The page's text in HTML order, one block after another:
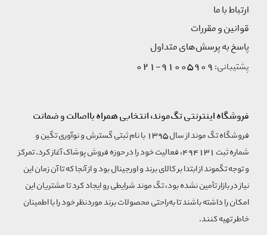
ارتباط با ما
قوانین و مقررات
پاسخ به پرسش‌های متداول
پشتیبانی:91005909-021
فروشگاه اینترنتی تگ‌موند، انتخابی همراه بااصالت و ضمانت
فروشگاه تگ موند از سال 1395 با نام ثبتی گسترش و نوآوری تگین و
شماره ثبت 494131، فعالیت خود را در حوزه فروش پوشاک آغاز کرد. تمرکز
و توجه تگموند از ابتدا بر کالای برند و اورجینال بود و از آنجا که تا آن زمان این
نیاز در بازار تأمین نشده بود، تگ موند شرایطی رو ایجاد کرد تا مشتریان این
امکان را داشته باشند تا به‌راحتی محصولات برند مورد‌نظر خود را با اطمینان
خاطر تهیه کنند.